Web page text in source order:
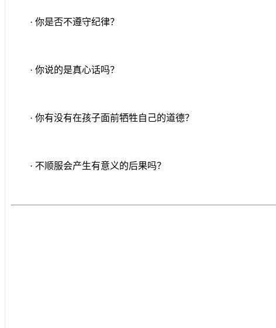
· 你是否不遵守纪律？
· 你说的是真心话吗？
· 你有没有在孩子面前牺牲自己的道德？
· 不顺服会产生有意义的后果吗？